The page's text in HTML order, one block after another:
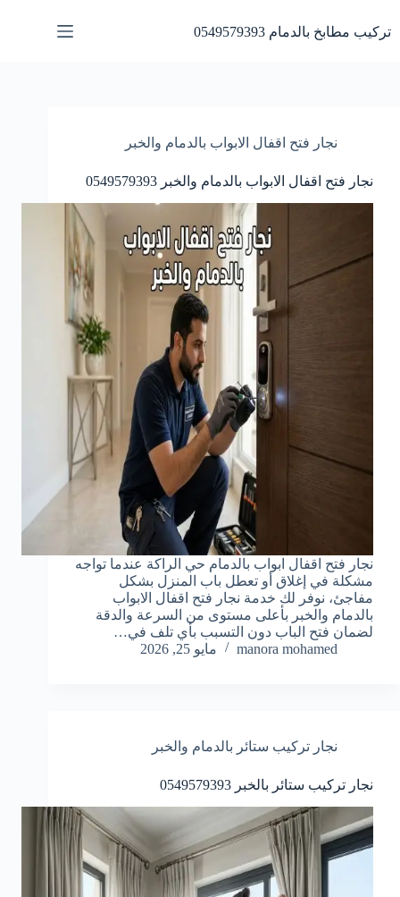
المحتوى
تركيب مطابخ بالدمام 0549579393
نجار فتح اقفال الابواب بالدمام والخبر
نجار فتح اقفال الابواب بالدمام والخبر 0549579393
نجار فتح اقفال ابواب بالدمام حي الراكة عندما تواجه
مشكلة في إغلاق أو تعطل باب المنزل بشكل
مفاجئ، نوفر لك خدمة نجار فتح اقفال الابواب
بالدمام والخبر بأعلى مستوى من السرعة والدقة
لضمان فتح الباب دون التسبب بأي تلف في…
manora mohamed
مايو 25, 2026
نجار تركيب ستائر بالدمام والخبر
نجار تركيب ستائر بالخبر 0549579393